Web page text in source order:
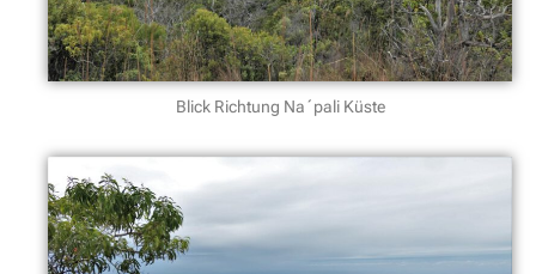
Blick Richtung Na´pali Küste